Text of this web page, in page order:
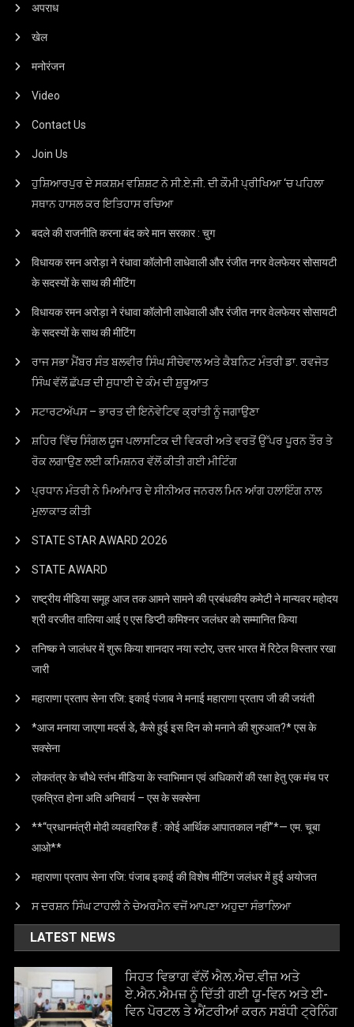
अपराध
खेल
मनोरंजन
Video
Contact Us
Join Us
ਹੁਸ਼ਿਆਰਪੁਰ ਦੇ ਸਕਸ਼ਮ ਵਸ਼ਿਸ਼ਟ ਨੇ ਸੀ.ਏ.ਜੀ. ਦੀ ਕੌਮੀ ਪ੍ਰੀਖਿਆ ‘ਚ ਪਹਿਲਾ
ਸਥਾਨ ਹਾਸਲ ਕਰ ਇਤਿਹਾਸ ਰਚਿਆ
बदले की राजनीति करना बंद करे मान सरकार : चुग
विधायक रमन अरोड़ा ने रंधावा कॉलोनी लाधेवाली और रंजीत नगर वेलफेयर सोसायटी
के सदस्यों के साथ की मीटिंग
विधायक रमन अरोड़ा ने रंधावा कॉलोनी लाधेवाली और रंजीत नगर वेलफेयर सोसायटी
के सदस्यों के साथ की मीटिंग
ਰਾਜ ਸਭਾ ਮੈਂਬਰ ਸੰਤ ਬਲਵੀਰ ਸਿੰਘ ਸੀਚੇਵਾਲ ਅਤੇ ਕੈਬਨਿਟ ਮੰਤਰੀ ਡਾ. ਰਵਜੋਤ
ਸਿੰਘ ਵੱਲੋਂ ਛੱਪੜ ਦੀ ਸੁਧਾਈ ਦੇ ਕੰਮ ਦੀ ਸ਼ੁਰੂਆਤ
ਸਟਾਰਟਅੱਪਸ – ਭਾਰਤ ਦੀ ਇਨੋਵੇਟਿਵ ਕ੍ਰਾਂਤੀ ਨੂੰ ਜਗਾਉਣਾ
ਸ਼ਹਿਰ ਵਿੱਚ ਸਿੰਗਲ ਯੂਜ ਪਲਾਸਟਿਕ ਦੀ ਵਿਕਰੀ ਅਤੇ ਵਰਤੋਂ ਉੱਪਰ ਪੂਰਨ ਤੌਰ ਤੇ
ਰੋਕ ਲਗਾਉਣ ਲਈ ਕਮਿਸ਼ਨਰ ਵੱਲੋਂ ਕੀਤੀ ਗਈ ਮੀਟਿੰਗ
ਪ੍ਰਧਾਨ ਮੰਤਰੀ ਨੇ ਮਿਆਂਮਾਰ ਦੇ ਸੀਨੀਅਰ ਜਨਰਲ ਮਿਨ ਆਂਗ ਹਲਾਇੰਗ ਨਾਲ
ਮੁਲਾਕਾਤ ਕੀਤੀ
STATE STAR AWARD 2O26
STATE AWARD
राष्ट्रीय मीडिया समूह आज तक आमने सामने की प्रबंधकीय कमेटी ने मान्यवर महोदय
श्री वरजीत वालिया आई ए एस डिप्टी कमिश्नर जलंधर को सम्मानित किया
तनिष्क ने जालंधर में शुरू किया शानदार नया स्टोर, उत्तर भारत में रिटेल विस्तार रखा
जारी
महाराणा प्रताप सेना रजि: इकाई पंजाब ने मनाई महाराणा प्रताप जी की जयंती
*आज मनाया जाएगा मदर्स डे, कैसे हुई इस दिन को मनाने की शुरुआत?* एस के
सक्सेना
लोकतंत्र के चौथे स्तंभ मीडिया के स्वाभिमान एवं अधिकारों की रक्षा हेतु एक मंच पर
एकत्रित होना अति अनिवार्य – एस के सक्सेना
**“प्रधानमंत्री मोदी व्यवहारिक हैं : कोई आर्थिक आपातकाल नहीं”*— एम. चूबा
आओ**
महाराणा प्रताप सेना रजि: पंजाब इकाई की विशेष मीटिंग जलंधर में हुई अयोजत
ਸ ਦਰਸ਼ਨ ਸਿੰਘ ਟਾਹਲੀ ਨੇ ਚੇਅਰਮੈਨ ਵਜੋਂ ਆਪਣਾ ਅਹੁਦਾ ਸੰਭਾਲਿਆ
LATEST NEWS
ਸਿਹਤ ਵਿਭਾਗ ਵੱਲੋਂ ਐਲ.ਐਚ.ਵੀਜ਼ ਅਤੇ
ਏ.ਐਨ.ਐਮਜ਼ ਨੂੰ ਦਿੱਤੀ ਗਈ ਯੂ-ਵਿਨ ਅਤੇ ਈ-
ਵਿਨ ਪੋਰਟਲ ਤੇ ਐਂਟਰੀਆਂ ਕਰਨ ਸਬੰਧੀ ਟ੍ਰੇਨਿੰਗ